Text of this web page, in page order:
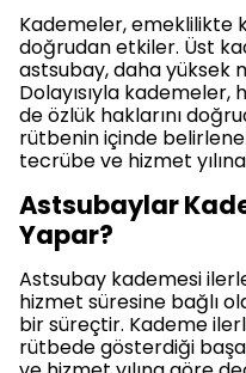
Kademeler, emeklilikte
doğrudan etkiler. Üst
astsubay, daha yüksek
Dolayısıyla
de özlük haklarını
rütbenin içinde
tecrübe ve hizmet
Astsubaylar
Yapar?
Astsubay kademesi
hizmet süresine bağlı
bir süreçtir. Kademe
rütbede gösterdiği